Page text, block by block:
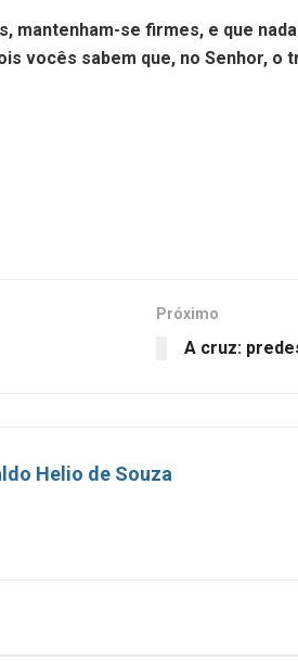
mantenham-se firmes, e que
vocês sabem que, no Senhor, o
Próximo
A cruz:
Helio de Souza